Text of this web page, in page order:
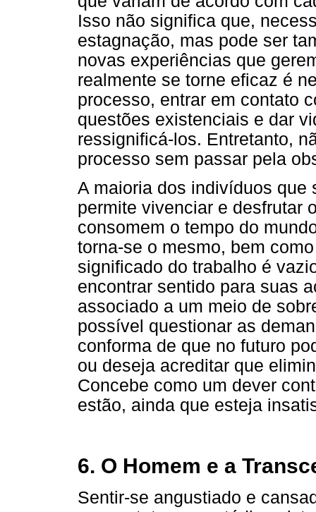
Isso não significa que,
estagnação, mas pode ser
novas experiências que
realmente se torne eficaz é
processo, entrar em contato
questões existenciais e dar
ressignificá-los. Entretanto,
processo sem passar pela
A maioria dos indivíduos que
permite vivenciar e desfrutar
consomem o tempo do
torna-se o mesmo, bem
significado do trabalho é
encontrar sentido para suas
associado a um meio de
possível questionar as
conforma de que no futuro
ou deseja acreditar que
Concebe como um dever
estão, ainda que esteja
6. O Homem e a
Sentir-se angustiado e